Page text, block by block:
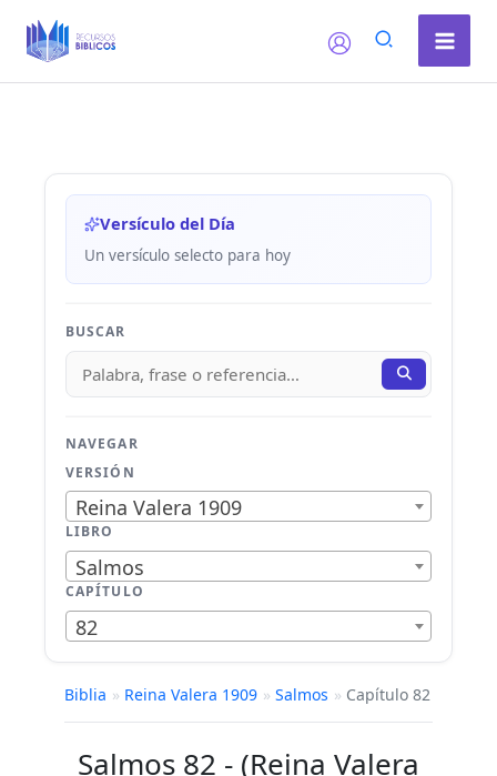
Versículo del Día
Un versículo selecto para hoy
BUSCAR
NAVEGAR
VERSIÓN
Reina Valera 1909
LIBRO
Salmos
CAPÍTULO
82
Biblia » Reina Valera 1909 » Salmos » Capítulo 82
Salmos 82 - (Reina Valera